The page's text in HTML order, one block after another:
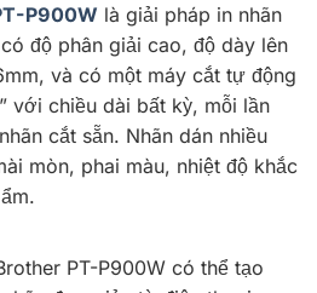
P900W là giải pháp in nhãn
độ phân giải cao, độ dày lên
và có một máy cắt tự động
với chiều dài bất kỳ, mỗi lần
cắt sẵn. Nhãn dán nhiều
mòn, phai màu, nhiệt độ khắc
PT-P900W có thể tạo